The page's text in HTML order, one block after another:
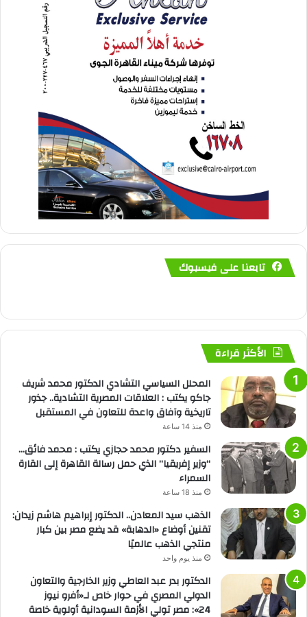
تابعنا على فيسبوك
الأكثر قراءة
المحلل السياسي التشادي الدكتور محمد شريف
جاكو يكتب : العلاقات المصرية التشادية.. جذور
تاريخية وآفاق واعدة للتعاون في المستقبل
منذ 14 ساعة
السفير دكتور محمد حجازي يكتب : محمد فائق…
“وزير إفريقيا” الذي حمل رسالة القاهرة إلى القارة
السمراء
منذ 18 ساعة
الذهب سيد المعادن.. الدكتور إبراهيم هاشم زيدان:
تقنين أوضاع «الدهابة» قد يضع مصر بين كبار
منتجي الذهب عالميًا
منذ يوم واحد
الدكتور بدر عبد العاطي وزير الخارجية والتعاون
الدولي المصري في حوار خاص لـ«أفرو نيوز
24»: مصر تولي الأزمة السودانية أولوية خاصة